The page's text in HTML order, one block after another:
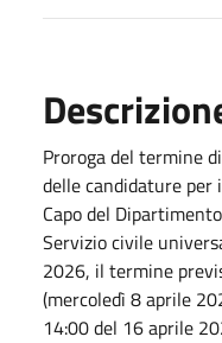
Proroga del termine
delle candidature per
Capo del
Servizio civile
2026, il termine
(mercoledì 8 aprile
14:00 del 16 aprile